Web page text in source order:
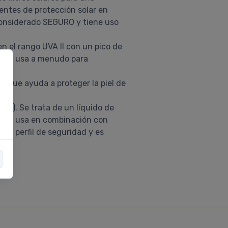
de protección solar en
SEGURO y tiene uso
el rango UVA II con un pico de
usa a menudo para
que ayuda a proteger la piel de
Se trata de un líquido de
se usa en combinación con
perfil de seguridad y es